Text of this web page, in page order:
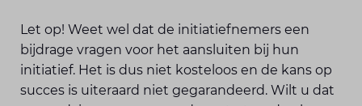
Let op! Weet wel dat de initiatiefnemers een
bijdrage vragen voor het aansluiten bij hun
initiatief. Het is dus niet kosteloos en de kans op
succes is uiteraard niet gegarandeerd. Wilt u dat